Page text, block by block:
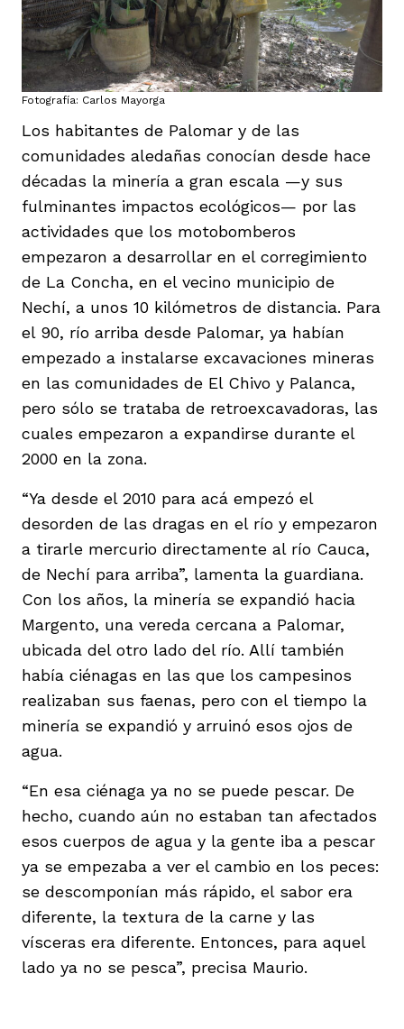
Fotografía: Carlos Mayorga
Los habitantes de Palomar y de las
comunidades aledañas conocían desde hace
décadas la minería a gran escala —y sus
fulminantes impactos ecológicos— por las
actividades que los motobomberos
empezaron a desarrollar en el corregimiento
de La Concha, en el vecino municipio de
Nechí, a unos 10 kilómetros de distancia. Para
el 90, río arriba desde Palomar, ya habían
empezado a instalarse excavaciones mineras
en las comunidades de El Chivo y Palanca,
pero sólo se trataba de retroexcavadoras, las
cuales empezaron a expandirse durante el
2000 en la zona.
“Ya desde el 2010 para acá empezó el
desorden de las dragas en el río y empezaron
a tirarle mercurio directamente al río Cauca,
de Nechí para arriba”, lamenta la guardiana.
Con los años, la minería se expandió hacia
Margento, una vereda cercana a Palomar,
ubicada del otro lado del río. Allí también
había ciénagas en las que los campesinos
realizaban sus faenas, pero con el tiempo la
minería se expandió y arruinó esos ojos de
agua.
“En esa ciénaga ya no se puede pescar. De
hecho, cuando aún no estaban tan afectados
esos cuerpos de agua y la gente iba a pescar
ya se empezaba a ver el cambio en los peces:
se descomponían más rápido, el sabor era
diferente, la textura de la carne y las
vísceras era diferente. Entonces, para aquel
lado ya no se pesca”, precisa Maurio.